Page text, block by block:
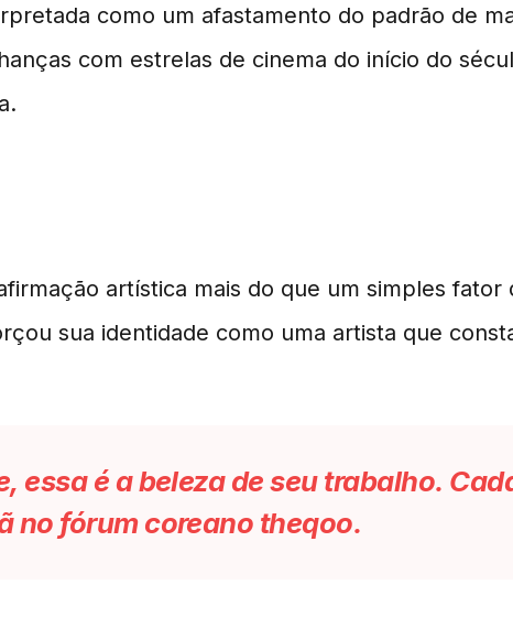
como um afastamento do padrão de
com estrelas de cinema do início do
artística mais do que um simples
sua identidade como uma artista que
essa é a beleza de seu trabalho.
no fórum coreano theqoo.